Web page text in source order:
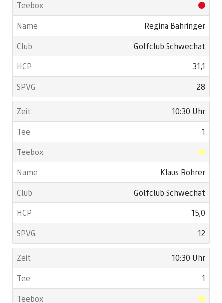
Regina Bahringer
Golfclub Schwechat
31,1
28
10:30 Uhr
1
Klaus Rohrer
Golfclub Schwechat
15,0
12
10:30 Uhr
1